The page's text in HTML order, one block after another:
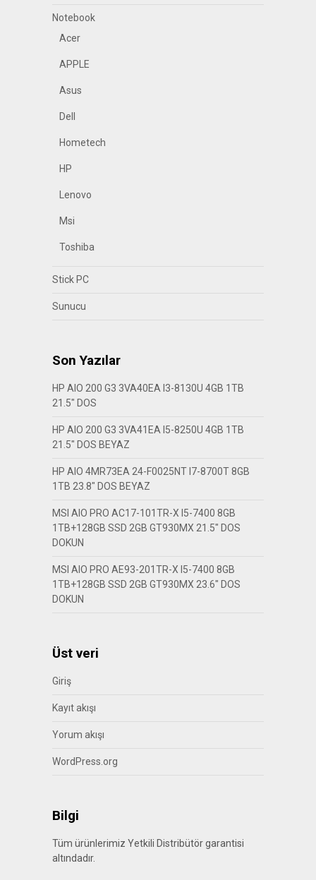
Notebook
Acer
APPLE
Asus
Dell
Hometech
HP
Lenovo
Msi
Toshiba
Stick PC
Sunucu
Son Yazılar
HP AIO 200 G3 3VA40EA I3-8130U 4GB 1TB
21.5″ DOS
HP AIO 200 G3 3VA41EA I5-8250U 4GB 1TB
21.5″ DOS BEYAZ
HP AIO 4MR73EA 24-F0025NT I7-8700T 8GB
1TB 23.8″ DOS BEYAZ
MSI AIO PRO AC17-101TR-X I5-7400 8GB
1TB+128GB SSD 2GB GT930MX 21.5″ DOS
DOKUN
MSI AIO PRO AE93-201TR-X I5-7400 8GB
1TB+128GB SSD 2GB GT930MX 23.6″ DOS
DOKUN
Üst veri
Giriş
Kayıt akışı
Yorum akışı
WordPress.org
Bilgi
Tüm ürünlerimiz Yetkili Distribütör garantisi
altındadır.